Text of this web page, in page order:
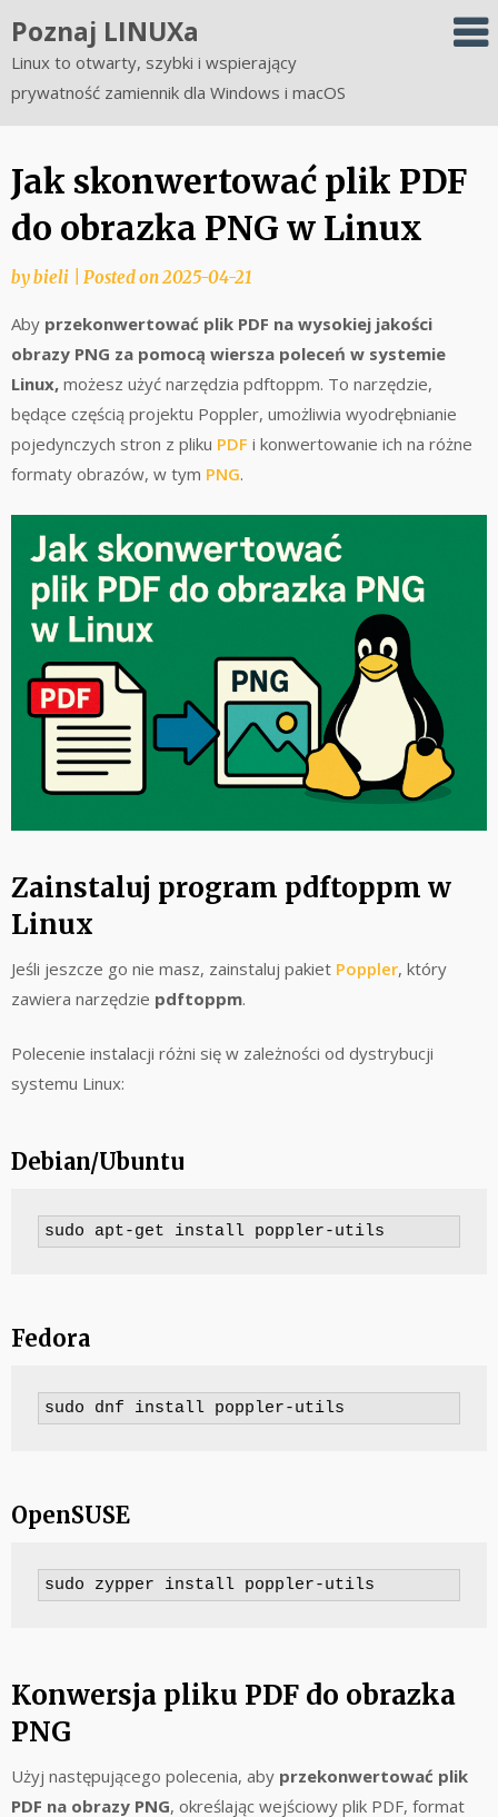
to
content
Poznaj LINUXa
Linux to otwarty, szybki i wspierający
prywatność zamiennik dla Windows i macOS
Jak skonwertować plik PDF
do obrazka PNG w Linux
bybieli Posted on2025-04-21
Aby przekonwertować plik PDF na wysokiej jakości
obrazy PNG za pomocą wiersza poleceń w systemie
Linux, możesz użyć narzędzia pdftoppm. To narzędzie,
będące częścią projektu Poppler, umożliwia wyodrębnianie
pojedynczych stron z pliku PDF i konwertowanie ich na różne
formaty obrazów, w tym PNG.
Zainstaluj program pdftoppm w
Linux
Jeśli jeszcze go nie masz, zainstaluj pakiet Poppler, który
zawiera narzędzie pdftoppm.
Polecenie instalacji różni się w zależności od dystrybucji
systemu Linux:
Debian/Ubuntu
sudo apt-get install poppler-utils
Fedora
sudo dnf install poppler-utils
OpenSUSE
sudo zypper install poppler-utils
Konwersja pliku PDF do obrazka
PNG
Użyj następującego polecenia, aby przekonwertować plik
PDF na obrazy PNG, określając wejściowy plik PDF, format